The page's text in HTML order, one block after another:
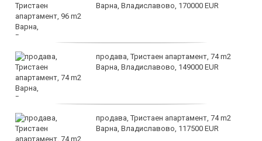
Варна, Владиславово, 170000 EUR
продава, Тристаен апартамент, 74 m2
Варна, Владиславово, 149000 EUR
продава, Тристаен апартамент, 74 m2
Варна, Владиславово, 117500 EUR